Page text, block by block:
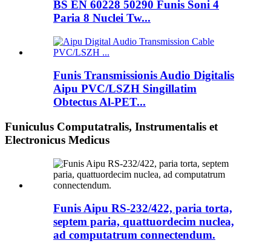
BS EN 60228 50290 Funis Soni 4
Paria 8 Nuclei Tw...
Funis Transmissionis Audio Digitalis
Aipu PVC/LSZH Singillatim
Obtectus Al-PET...
Funiculus Computatralis, Instrumentalis et
Electronicus Medicus
Funis Aipu RS-232/422, paria torta,
septem paria, quattuordecim nuclea,
ad computatrum connectendum.